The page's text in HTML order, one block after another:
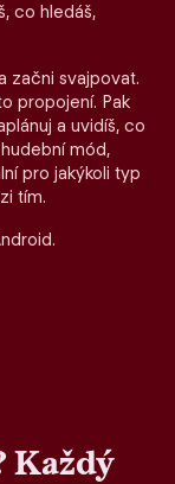
co hledáš,
začni svajpovat.
propojení. Pak
a uvidíš, co
mód,
pro jakýkoli typ
tím.
Každý